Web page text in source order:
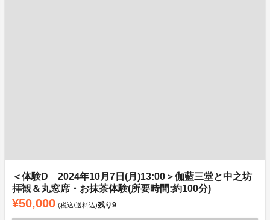
＜体験D 2024年10月7日(月)13:00＞伽藍三堂と中之坊
拝観＆丸窓席・お抹茶体験(所要時間:約100分)
¥50,000 (税込/送料込)残り9